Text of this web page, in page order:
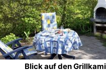
Blick auf den